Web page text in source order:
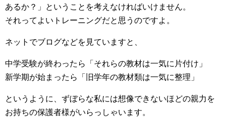
あるか？」ということを考えなければいけません。
それってよいトレーニングだと思うのですよ。
ネットでブログなどを見ていますと、
中学受験が終わったら「それらの教材は一気に片付け」
新学期が始まったら「旧学年の教材類は一気に整理」
というように、ずぼらな私には想像できないほどの親力を
お持ちの保護者様がいらっしゃいます。